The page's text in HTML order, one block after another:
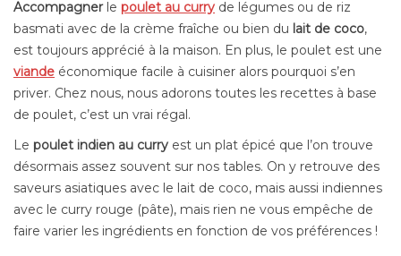
Accompagnerle poulet au curry de légumes ou de riz
basmati avec de la crème fraîche ou bien du lait de coco,
est toujours apprécié à la maison. En plus, le poulet est une
viande économique facile à cuisiner alors pourquoi s’en
priver. Chez nous, nous adorons toutes les recettes à base
de poulet, c’est un vrai régal.
Le poulet indien au curry est un plat épicé que l’on trouve
désormais assez souvent sur nos tables. On y retrouve des
saveurs asiatiques avec le lait de coco, mais aussi indiennes
avec le curry rouge (pâte), mais rien ne vous empêche de
faire varier les ingrédients en fonction de vos préférences !